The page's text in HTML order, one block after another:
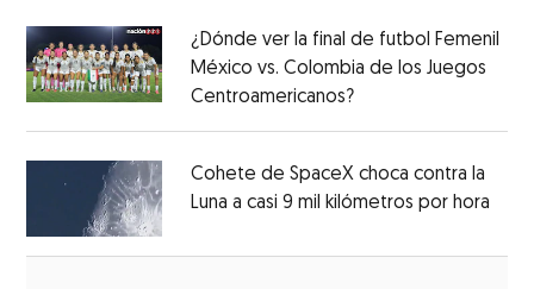
¿Dónde ver la final de futbol Femenil
México vs. Colombia de los Juegos
Centroamericanos?Opens in new
Cohete de SpaceX choca contra la
Luna a casi 9 mil kilómetros por hora